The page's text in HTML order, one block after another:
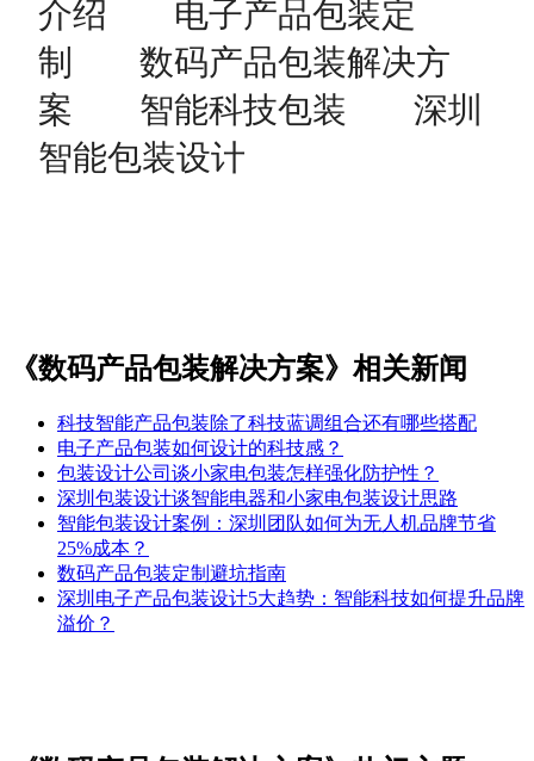
介绍
电子产品包装定
制
数码产品包装解决方
案
智能科技包装
深圳
智能包装设计
《数码产品包装解决方案》相关新闻
科技智能产品包装除了科技蓝调组合还有哪些搭配
电子产品包装如何设计的科技感？
包装设计公司谈小家电包装怎样强化防护性？
深圳包装设计谈智能电器和小家电包装设计思路
智能包装设计案例：深圳团队如何为无人机品牌节省
25%成本？
数码产品包装定制避坑指南
深圳电子产品包装设计5大趋势：智能科技如何提升品牌
溢价？